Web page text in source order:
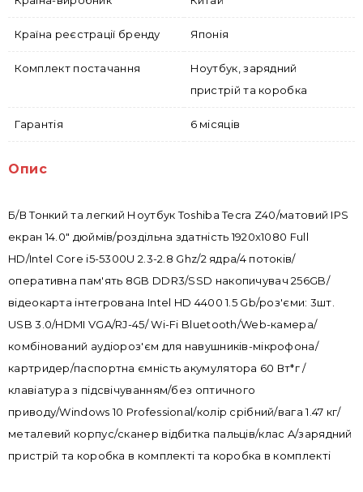
Країна реєстрації бренду Японія
Комплект постачання
Ноутбук, зарядний
пристрій та коробка
Гарантія 6 місяців
Опис
Б/В Тонкий та легкий Ноутбук Toshiba Tecra Z40/матовий IPS
екран 14.0" дюймів/роздільна здатність 1920x1080 Full
HD/Intel Core i5-5300U 2.3-2.8 Ghz/2 ядра/4 потоків/
оперативна пам'ять 8GB DDR3/SSD накопичувач 256GB/
відеокарта інтегрована Intel HD 4400 1.5 Gb/роз'єми: 3шт.
USB 3.0/HDMI VGA/RJ-45/ Wi-Fi Bluetooth/Web-камера/
комбінований аудіороз'єм для навушників-мікрофона/
картридер/паспортна ємність акумулятора 60 Вт*г /
клавіатура з підсвічуванням/без оптичного
приводу/Windows 10 Professional/колір срібний/вага 1.47 кг/
металевий корпус/сканер відбитка пальців/клас A/зарядний
пристрій та коробка в комплекті та коробка в комплекті